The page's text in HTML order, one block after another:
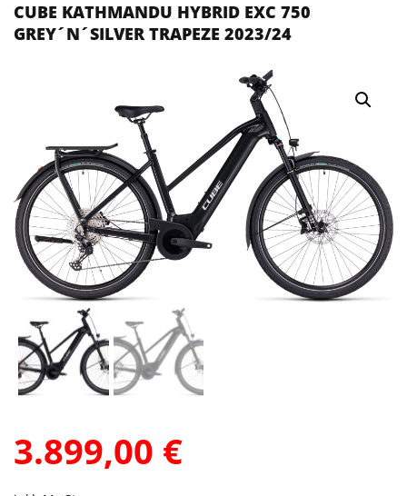
CUBE KATHMANDU HYBRID EXC 750
GREY´N´SILVER TRAPEZE 2023/24
3.899,00 €